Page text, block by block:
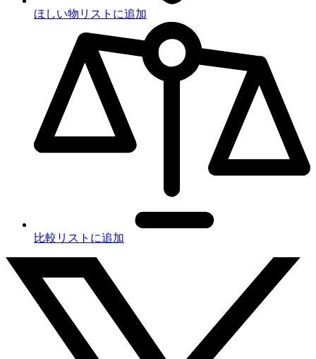
ほしい物リストに追加
比較リストに追加